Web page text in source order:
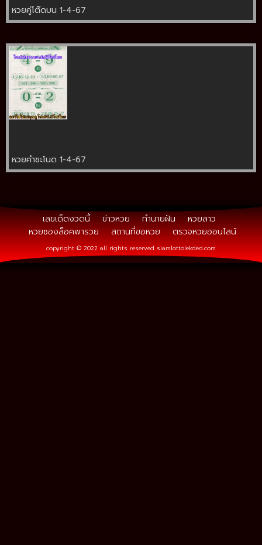
หวยคู่โต๊ดบน 1-4-67
หวยคำชะโนด 1-4-67
เลขเด็ดงวดนี้ ข่าวหวย ทำนายฝัน
หวยลาว
หวยซองล็อคพารวย
สถานที่ขอหวย ตรวจหวยออนไลน์
copyright © 2022 all rights reserved siamlottolekded.com